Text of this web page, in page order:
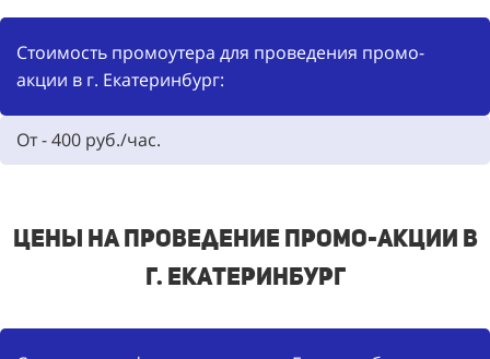
Стоимость промоутера для проведения промо-
акции в г. Екатеринбург:
От -400 руб./час.
Цены на проведение промо-акции в
г. Екатеринбург